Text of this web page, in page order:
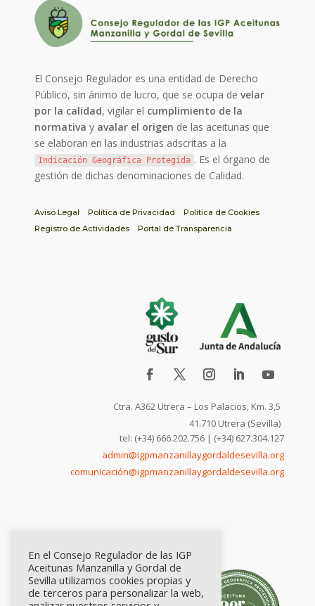
El Consejo Regulador es una entidad de Derecho
Público, sin ánimo de lucro, que se ocupa develar
por la calidad, vigilar el cumplimiento de la
normativa y avalar el origen de las aceitunas que
se elaboran en las industrias adscritas a la
Indicación Geográfica Protegida . Es el órgano de
gestión de dichas denominaciones de Calidad.
Aviso Legal Política de Privacidad
Política de Cookies
Registro de Actividades
Portal de Transparencia
Ctra. A362 Utrera – Los Palacios, Km. 3,5
41.710 Utrera (Sevilla)
tel: (+34) 666.202.756 | (+34) 627.304.127
admin@igpmanzanillaygordaldesevilla.org
comunicación@igpmanzanillaygordaldesevilla.org
En el Consejo Regulador de las IGP
Aceitunas Manzanilla y Gordal de
Sevilla utilizamos cookies propias y
de terceros para personalizar la web,